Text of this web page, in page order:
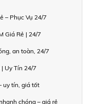
– Phục Vụ 24/7
Giá Rẻ | 24/7
an toàn, 24/7
Uy Tín 24/7
uy tín, giá tốt
chóng – giá rẻ